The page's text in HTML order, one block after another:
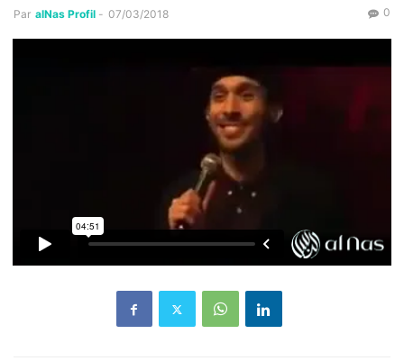
Par alNas Profil - 07/03/2018 0